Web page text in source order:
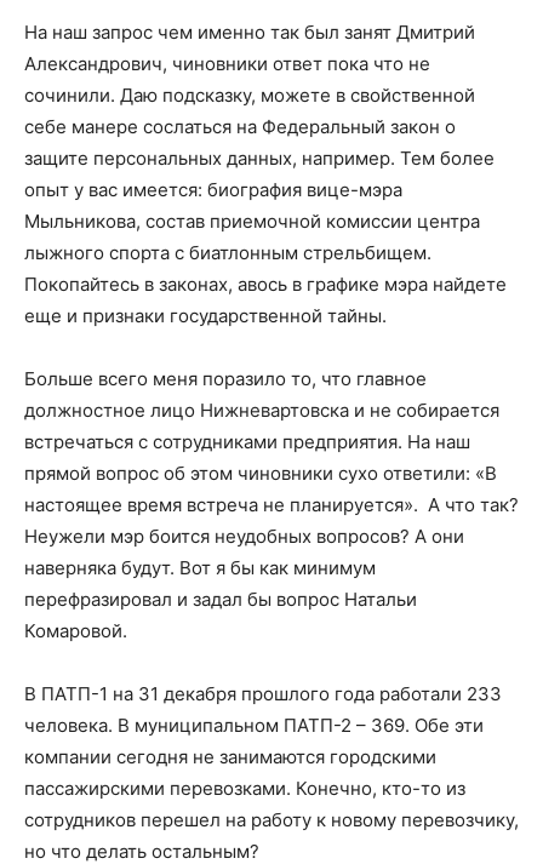
На наш запрос чем именно так был занят Дмитрий
Александрович, чиновники ответ пока что не
сочинили. Даю подсказку, можете в свойственной
себе манере сослаться на Федеральный закон о
защите персональных данных, например. Тем более
опыт у вас имеется: биография вице-мэра
Мыльникова, состав приемочной комиссии центра
лыжного спорта с биатлонным стрельбищем.
Покопайтесь в законах, авось в графике мэра найдете
еще и признаки государственной тайны.
Больше всего меня поразило то, что главное
должностное лицо Нижневартовска и не собирается
встречаться с сотрудниками предприятия. На наш
прямой вопрос об этом чиновники сухо ответили: «В
настоящее время встреча не планируется». А что так?
Неужели мэр боится неудобных вопросов? А они
наверняка будут. Вот я бы как минимум
перефразировал и задал бы вопрос Натальи
Комаровой.
В ПАТП-1 на 31 декабря прошлого года работали 233
человека. В муниципальном ПАТП-2 – 369. Обе эти
компании сегодня не занимаются городскими
пассажирскими перевозками. Конечно, кто-то из
сотрудников перешел на работу к новому перевозчику,
но что делать остальным?